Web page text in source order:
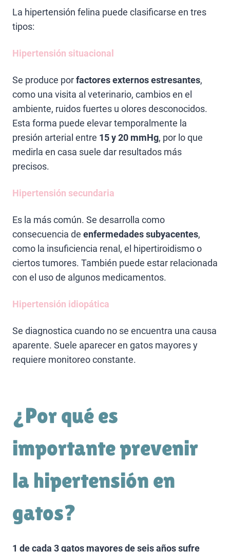
La hipertensión felina puede clasificarse en tres
tipos:
Hipertensión situacional
Se produce porfactores externos estresantes,
como una visita al veterinario, cambios en el
ambiente, ruidos fuertes u olores desconocidos.
Esta forma puede elevar temporalmente la
presión arterial entre 15 y 20 mmHg, por lo que
medirla en casa suele dar resultados más
precisos.
Hipertensión secundaria
Es la más común. Se desarrolla como
consecuencia de enfermedades subyacentes,
como la insuficiencia renal, el hipertiroidismo o
ciertos tumores. También puede estar relacionada
con el uso de algunos medicamentos.
Hipertensión idiopática
Se diagnostica cuando no se encuentra una causa
aparente. Suele aparecer en gatos mayores y
requiere monitoreo constante.
¿Por qué es
importante prevenir
la hipertensión en
gatos?
1 de cada 3 gatos mayores de seis años sufre